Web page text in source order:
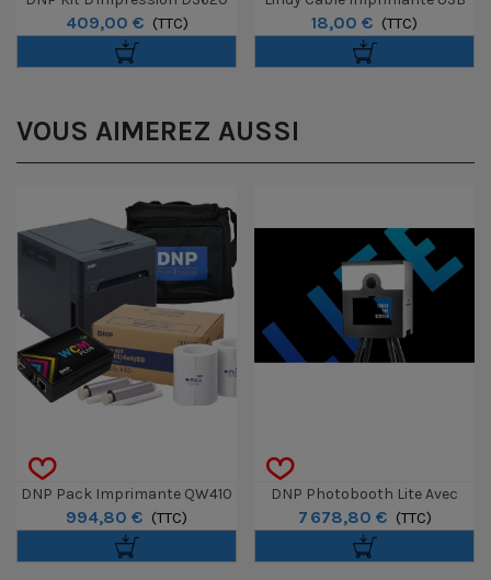
10x15cm / 15x15cm / 15x20cm -
Lot De 4
409,00 € (TTC)
2.0 Type A/B 5m
18,00 € (TTC)
VOUS AIMEREZ AUSSI
DNP Pack Imprimante QW410
Avec 1 Kit 10x15 STD, Sac &
WCM2
994,80 € (TTC)
DNP Photobooth Lite Avec
Imprimante DS620 Et Kit
D'impression 6x8
7 678,80 € (TTC)